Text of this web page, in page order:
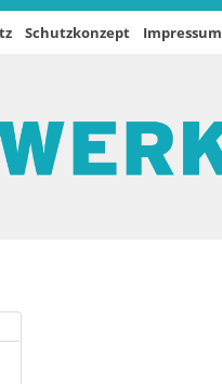
Schutzkonzept Impressum